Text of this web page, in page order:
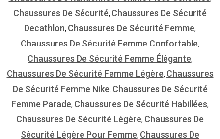
Chaussures De Sécurité, Chaussures De Sécurité
Decathlon, Chaussures De Sécurité Femme,
Chaussures De Sécurité Femme Confortable,
Chaussures De Sécurité Femme Élégante,
Chaussures De Sécurité Femme Légère, Chaussures
De Sécurité Femme Nike, Chaussures De Sécurité
Femme Parade, Chaussures De Sécurité Habillées,
Chaussures De Sécurité Légère, Chaussures De
Sécurité Légère Pour Femme, Chaussures De